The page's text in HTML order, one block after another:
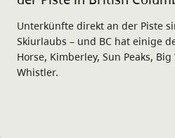
Unterkünfte direkt an der Piste
Skiurlaubs – und BC hat einige
Horse, Kimberley, Sun Peaks,
Whistler.